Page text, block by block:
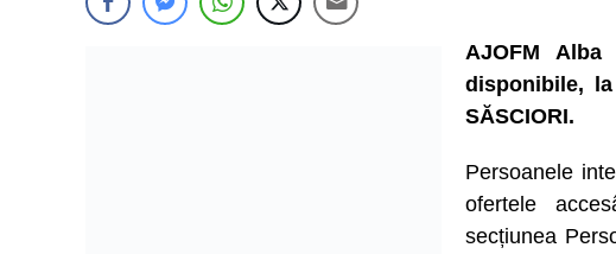
AJOFM
disponibile,
SĂSCIORI.
Persoanele
ofertele
secțiunea